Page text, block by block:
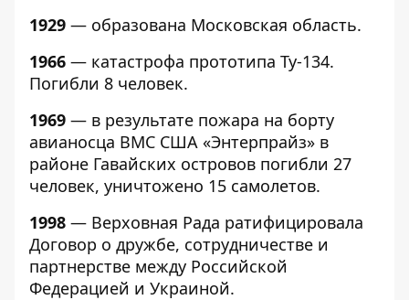
1929 — образована Московская область.
1966 — катастрофа прототипа Ту-134.
Погибли 8 человек.
1969 — в результате пожара на борту
авианосца ВМС США «Энтерпрайз» в
районе Гавайских островов погибли 27
человек, уничтожено 15 самолетов.
1998 — Верховная Рада ратифицировала
Договор о дружбе, сотрудничестве и
партнерстве между Российской
Федерацией и Украиной.